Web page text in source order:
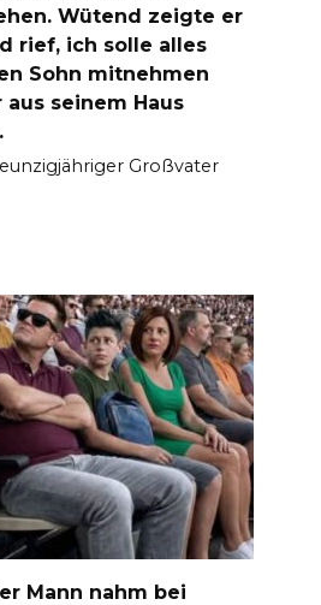
Wütend zeigte er
rief, ich solle alles
Sohn mitnehmen
seinem Haus
Großvater
Mann nahm bei